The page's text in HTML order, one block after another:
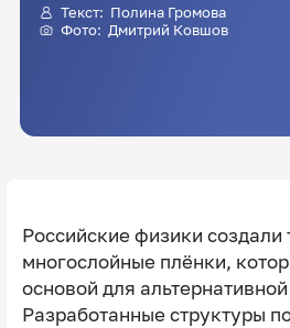
Текст: Полина Громова
Фото: Дмитрий Ковшов
Российские физики создали
многослойные плёнки,
основой для
Разработанные структуры